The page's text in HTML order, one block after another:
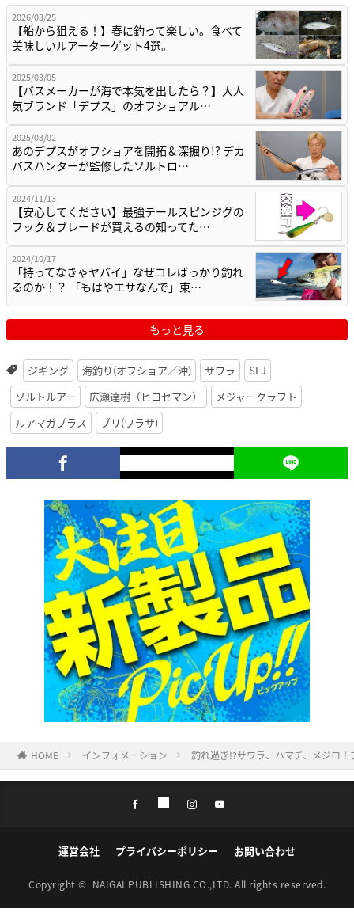
2026/03/25
【船から狙える！】春に釣って楽しい。食べて
美味しいルアーターゲット4選。
2025/03/05
【バスメーカーが海で本気を出したら？】大人
気ブランド「デプス」のオフショアル…
2025/03/02
あのデプスがオフショアを開拓＆深掘り!? デカ
バスハンターが監修したソルトロ…
2024/11/13
【安心してください】最強テールスピンジグの
フック＆ブレードが買えるの知ってた…
2024/10/17
「持ってなきゃヤバイ」なぜコレばっかり釣れ
るのか！？ 「もはやエサなんで」東…
もっと見る
ジギング 海釣り(オフショア／沖) サワラ
SLJ
ソルトルアー
広瀬達樹（ヒロセマン）
メジャークラフト
ルアマガプラス
ブリ(ワラサ)
HOME インフォメーション 釣れ過ぎ!?サワラ、ハマチ、メジロ
運営会社 プライバシーポリシー お問い合わせ
Copyright © NAIGAI PUBLISHING CO.,LTD. All rights reserved.